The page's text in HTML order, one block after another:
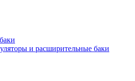
и расширительные баки